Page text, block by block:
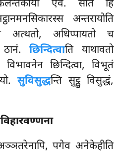
एव. सति हि
अन्तरायोति
अत्थतो, अधिप्पायतो च
ठानं.छिन्दित्वाति याथावतो
छिन्दित्वा, विभूतं
सुविसुद्धन्ति सुट्ठु विसुद्धं,
पगेव अनेकेहीति